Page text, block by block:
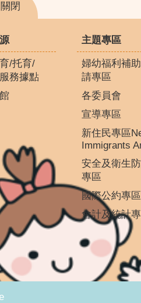
關閉
/托育/
務據點
主題專區
婦幼福利補
請專區
各委員會
宣導專區
新住民專區
Immigrants
安全及衛生
專區
國際公約專區
會計及統計